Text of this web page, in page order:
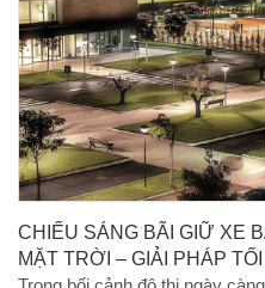
CHIẾU SÁNG BÃI GIỮ XE
MẶT TRỜI – GIẢI PHÁP